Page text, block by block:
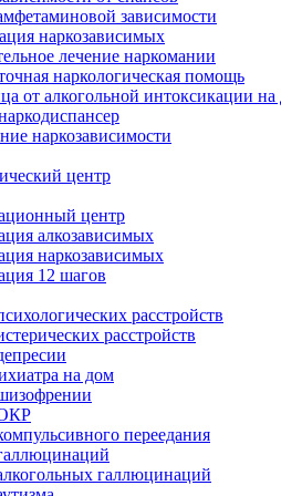
зависимости
наркозависимых
лечение наркомании
наркологическая помощь
от алкогольной интоксикации на
наркозависимости
центр
центр
алкозависимых
наркозависимых
12 шагов
расстройств
расстройств
на дом
переедания
галлюцинаций